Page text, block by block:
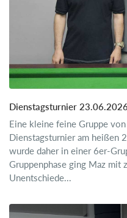
Dienstagsturnier
Eine kleine feine Gruppe
Dienstagsturnier am heißen
wurde daher in einer 6er-
Gruppenphase ging Maz mit
Unentschiede...